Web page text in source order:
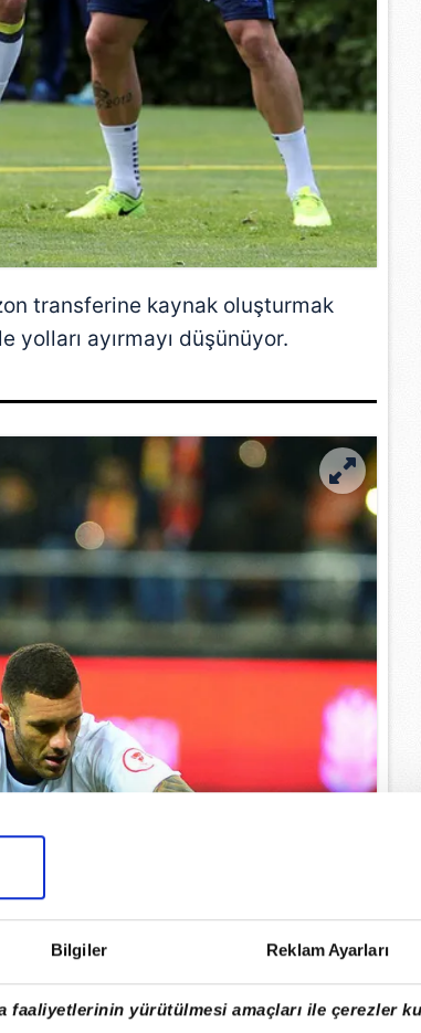
Bilgiler Reklam Ayarları
yürütülmesi amaçları ile çerezler
transferine kaynak oluşturmak
yolları ayırmayı düşünüyor.